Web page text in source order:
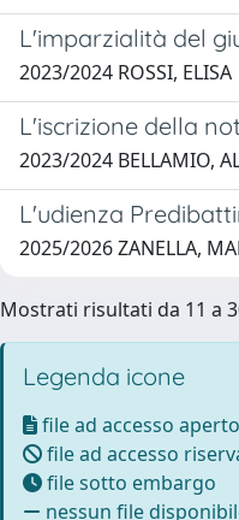
L'imparzialità del
2023/2024 ROSSI, ELISA
L'iscrizione della
2023/2024 BELLAMIO,
L'udienza
2025/2026 ZANELLA,
Mostrati risultati da 11 a
Legenda icone
file ad accesso aperto
file ad accesso
file sotto embargo
nessun file